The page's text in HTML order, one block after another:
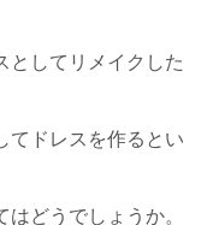
としてリメイクした
てドレスを作るとい
どうでしょうか。